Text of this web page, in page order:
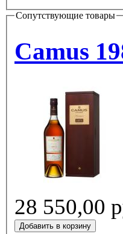
Сопутствующие товары
Camus
28 550,00